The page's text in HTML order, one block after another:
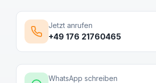
Jetzt anrufen
+49 176 21760465
WhatsApp schreiben